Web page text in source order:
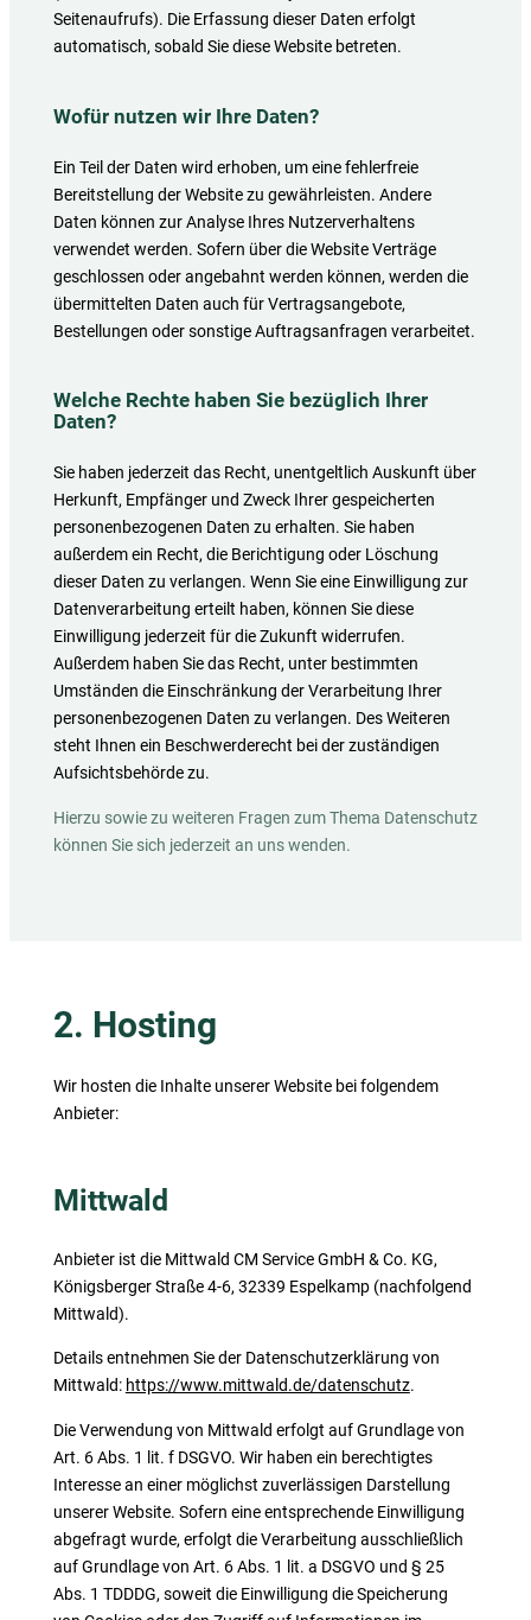
Seitenaufrufs). Die Erfassung dieser Daten erfolgt
automatisch, sobald Sie diese Website betreten.
Wofür nutzen wir Ihre Daten?
Ein Teil der Daten wird erhoben, um eine fehlerfreie
Bereitstellung der Website zu gewährleisten. Andere
Daten können zur Analyse Ihres Nutzerverhaltens
verwendet werden. Sofern über die Website Verträge
geschlossen oder angebahnt werden können, werden die
übermittelten Daten auch für Vertragsangebote,
Bestellungen oder sonstige Auftragsanfragen verarbeitet.
Welche Rechte haben Sie bezüglich Ihrer
Daten?
Sie haben jederzeit das Recht, unentgeltlich Auskunft über
Herkunft, Empfänger und Zweck Ihrer gespeicherten
personenbezogenen Daten zu erhalten. Sie haben
außerdem ein Recht, die Berichtigung oder Löschung
dieser Daten zu verlangen. Wenn Sie eine Einwilligung zur
Datenverarbeitung erteilt haben, können Sie diese
Einwilligung jederzeit für die Zukunft widerrufen.
Außerdem haben Sie das Recht, unter bestimmten
Umständen die Einschränkung der Verarbeitung Ihrer
personenbezogenen Daten zu verlangen. Des Weiteren
steht Ihnen ein Beschwerderecht bei der zuständigen
Aufsichtsbehörde zu.
Hierzu sowie zu weiteren Fragen zum Thema Datenschutz
können Sie sich jederzeit an uns wenden.
2. Hosting
Wir hosten die Inhalte unserer Website bei folgendem
Anbieter:
Mittwald
Anbieter ist die Mittwald CM Service GmbH & Co. KG,
Königsberger Straße 4-6, 32339 Espelkamp (nachfolgend
Mittwald).
Details entnehmen Sie der Datenschutzerklärung von
Mittwald: https://www.mittwald.de/datenschutz.
Die Verwendung von Mittwald erfolgt auf Grundlage von
Art. 6 Abs. 1 lit. f DSGVO. Wir haben ein berechtigtes
Interesse an einer möglichst zuverlässigen Darstellung
unserer Website. Sofern eine entsprechende Einwilligung
abgefragt wurde, erfolgt die Verarbeitung ausschließlich
auf Grundlage von Art. 6 Abs. 1 lit. a DSGVO und § 25
Abs. 1 TDDDG, soweit die Einwilligung die Speicherung